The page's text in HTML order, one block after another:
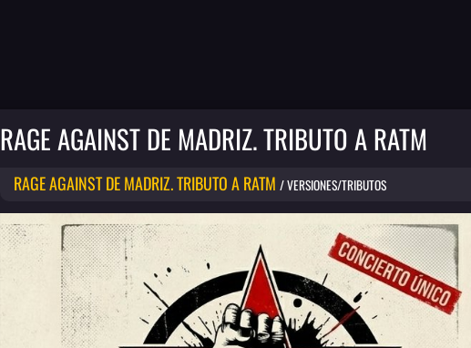
RAGE AGAINST DE MADRIZ. TRIBUTO A RATM
RAGE AGAINST DE MADRIZ. TRIBUTO A RATM / VERSIONES/TRIBUTOS